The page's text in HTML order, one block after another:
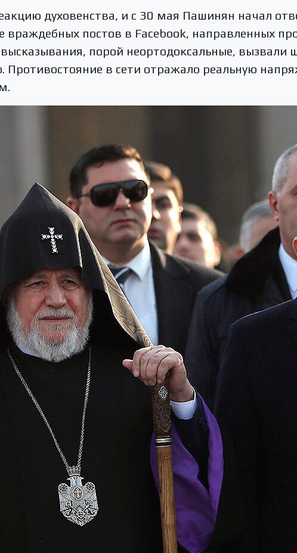
духовенства, и с 30 мая Пашинян начал
враждебных постов в Facebook, направленных
порой неортодоксальные, вызвали
Противостояние в сети отражало реальную